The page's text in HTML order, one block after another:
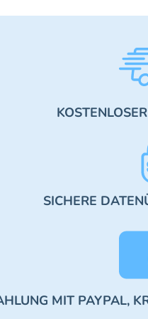
SICHERE
MIT PAYPAL,